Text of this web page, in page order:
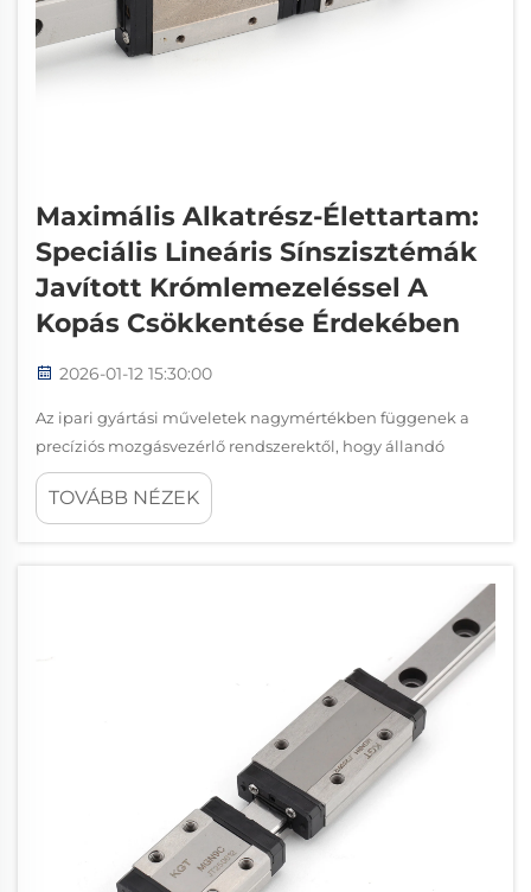
Maximális Alkatrész-Élettartam:
Speciális Lineáris Sínszisztémák
Javított Krómlemezeléssel A
Kopás Csökkentése Érdekében
2026-01-12 15:30:00
Az ipari gyártási műveletek nagymértékben függenek a
precíziós mozgásvezérlő rendszerektől, hogy állandó
termékminőséget és üzemeltetési hatékonyságot
biztosítsanak. Amikor mechanikus alkatrészek túlzott
TOVÁBB NÉZEK